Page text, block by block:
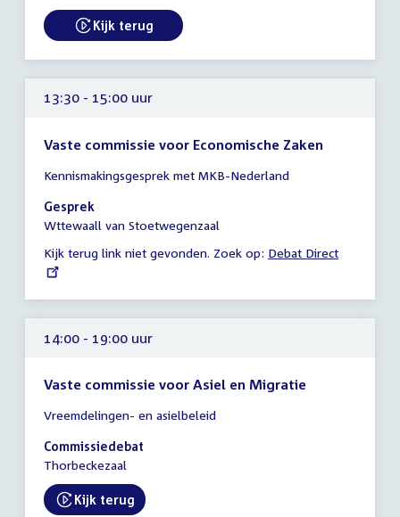
uur
External link:
Kijk terug
13:30 - 15:00 uur
Vaste commissie voor Economische Zaken
vergadering
13:30
-
uur
Kennismakingsgesprek met MKB-Nederland
Gesprek
Wttewaall van Stoetwegenzaal
Kijk terug link niet gevonden. Zoek op: External
Debat Direct
14:00 - 19:00 uur
Vaste commissie voor Asiel en Migratie
vergadering
14:00
-
uur
Vreemdelingen- en asielbeleid
Commissiedebat
Thorbeckezaal
External link:
Kijk terug